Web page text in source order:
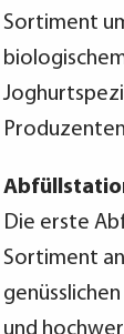
Sortiment
Die erste
Sortiment
und